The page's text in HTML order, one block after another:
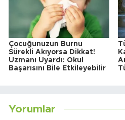
Çocuğunuzun Burnu
Sürekli Akıyorsa Dikkat!
Uzmanı Uyardı: Okul
Başarısını Bile Etkileyebilir
Yorumlar